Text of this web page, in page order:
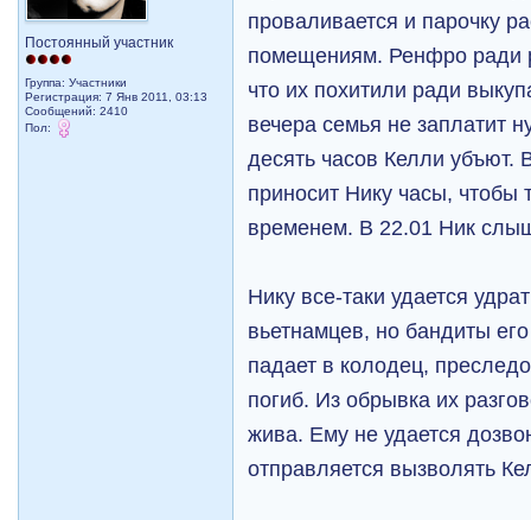
Постоянный участник
Группа: Участники
Регистрация: 7 Янв 2011, 03:13
Сообщений: 2410
Пол:
проваливается и парочку
помещениям. Ренфро ради
что их похитили ради
вечера семья не заплатит
десять часов Келли
приносит Нику часы, чтобы
временем. В 22.01 Ник
Нику все-таки удается
вьетнамцев, но бандиты
падает в колодец,
погиб. Из обрывка их
жива. Ему не удается
отправляется вызволять